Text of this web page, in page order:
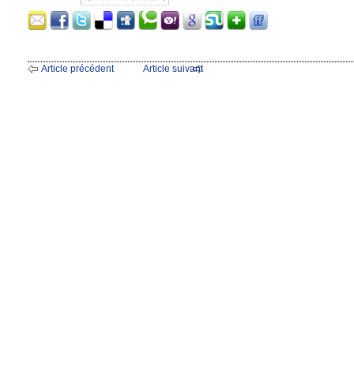
Article précédent Article suivant